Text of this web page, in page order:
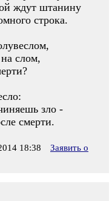
ждут штанину
строка.
слом,
зло -
смерти.
18:38
Заявить о